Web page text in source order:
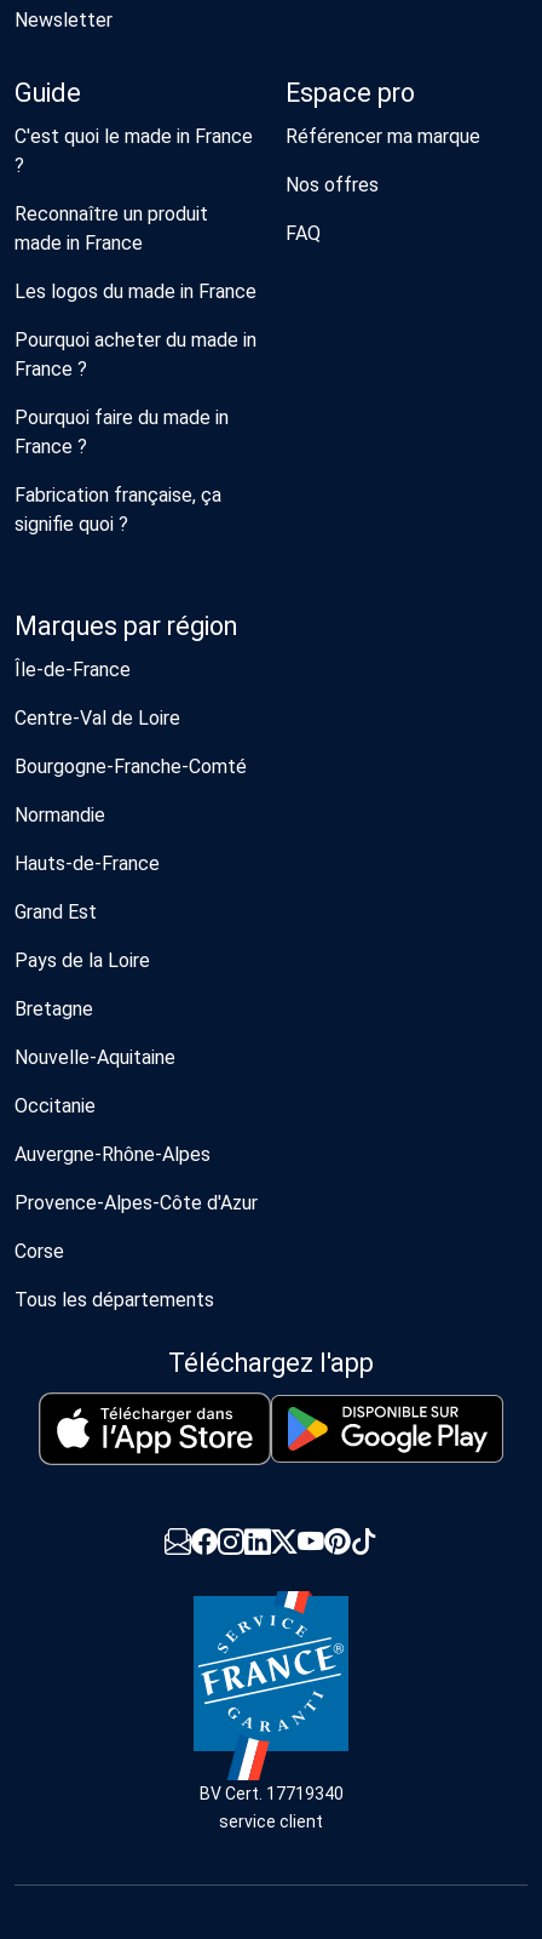
Newsletter
Guide
C'est quoi le made in France
?
Reconnaître un produit
made in France
Les logos du made in France
Pourquoi acheter du made in
France ?
Pourquoi faire du made in
France ?
Fabrication française, ça
signifie quoi ?
Espace pro
Référencer ma marque
Nos offres
FAQ
Marques par région
Île-de-France
Centre-Val de Loire
Bourgogne-Franche-Comté
Normandie
Hauts-de-France
Grand Est
Pays de la Loire
Bretagne
Nouvelle-Aquitaine
Occitanie
Auvergne-Rhône-Alpes
Provence-Alpes-Côte d'Azur
Corse
Tous les départements
Téléchargez l'app
BV Cert. 17719340
service client